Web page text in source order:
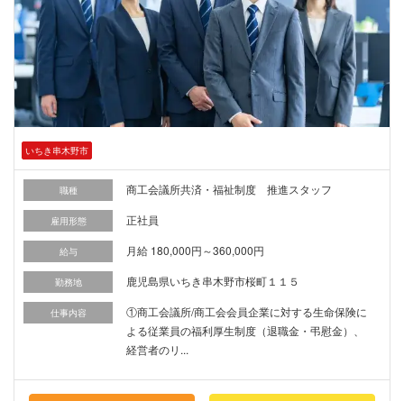
いちき串木野市
職種 商工会議所共済・福祉制度 推進スタッフ
雇用形態 正社員
給与 月給 180,000円～360,000円
勤務地 鹿児島県いちき串木野市桜町１１５
仕事内容
①商工会議所/商工会会員企業に対する生命保険に
よる従業員の福利厚生制度（退職金・弔慰金）、
経営者のリ...